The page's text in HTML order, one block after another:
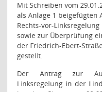
Mit Schreiben vom
als Anlage 1 beigefügten
Rechts-vor-
sowie zur Überprüfung
der Friedrich-Ebert-
gestellt.
Der Antrag zur
Linksregelung in der